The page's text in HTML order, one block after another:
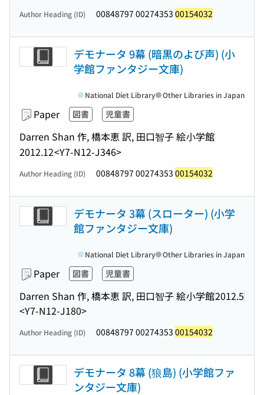
Author Heading (ID) 00848797 00274353 00154032
デモナータ 9幕 (暗黒のよび声) (小
学館ファンタジー文庫)
Paper 図書 児童書
Darren Shan 作, 橋本恵 訳, 田口智子 絵小学館
2012.12<Y7-N12-J346>
National Diet Library Other Libraries in Japan
Author Heading (ID) 00848797 00274353 00154032
デモナータ 3幕 (スローター) (小学
館ファンタジー文庫)
Paper 図書 児童書
Darren Shan 作, 橋本恵 訳, 田口智子 絵小学館2012.5
<Y7-N12-J180>
National Diet Library Other Libraries in Japan
Author Heading (ID) 00848797 00274353 00154032
デモナータ 8幕 (狼島) (小学館ファ
ンタジー文庫)